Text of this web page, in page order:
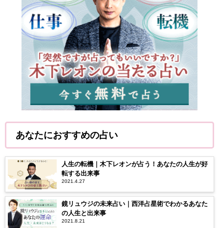
あなたにおすすめの占い
人生の転機｜木下レオンが占う！あなたの人生が好
転する出来事
2021.4.27
鏡リュウジの未来占い｜西洋占星術でわかるあなた
の人生と出来事
2021.8.21